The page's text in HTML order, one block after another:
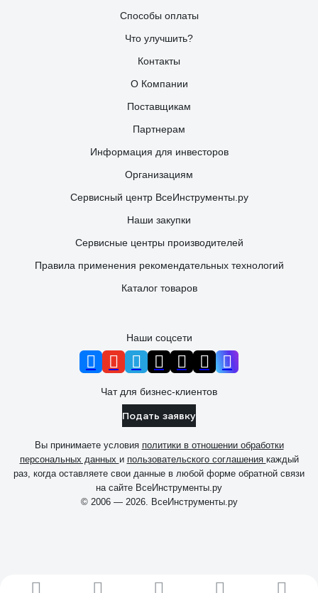
Способы оплаты
Что улучшить?
Контакты
О Компании
Поставщикам
Партнерам
Информация для инвесторов
Организациям
Сервисный центр ВсеИнструменты.ру
Наши закупки
Сервисные центры производителей
Правила применения рекомендательных технологий
Каталог товаров
Наши соцсети
Чат для бизнес-клиентов
Подать заявку
Вы принимаете условия политики в отношении обработки
персональных данных и пользовательского соглашения каждый
раз, когда оставляете свои данные в любой форме обратной связи
на сайте ВсеИнструменты.ру
© 2006 — 2026. ВсеИнструменты.ру